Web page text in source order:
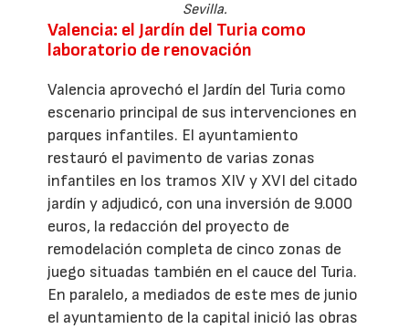
Sevilla.
Valencia: el Jardín del Turia como
laboratorio de renovación
Valencia aprovechó el Jardín del Turia como
escenario principal de sus intervenciones en
parques infantiles. El ayuntamiento
restauró el pavimento de varias zonas
infantiles en los tramos XIV y XVI del citado
jardín y adjudicó, con una inversión de 9.000
euros, la redacción del proyecto de
remodelación completa de cinco zonas de
juego situadas también en el cauce del Turia.
En paralelo, a mediados de este mes de junio
el ayuntamiento de la capital inició las obras